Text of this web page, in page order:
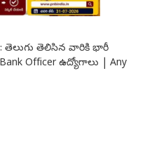
తెలుగు తెలిసిన వారికి భారీ
Officer ఉద్యోగాలు | Any